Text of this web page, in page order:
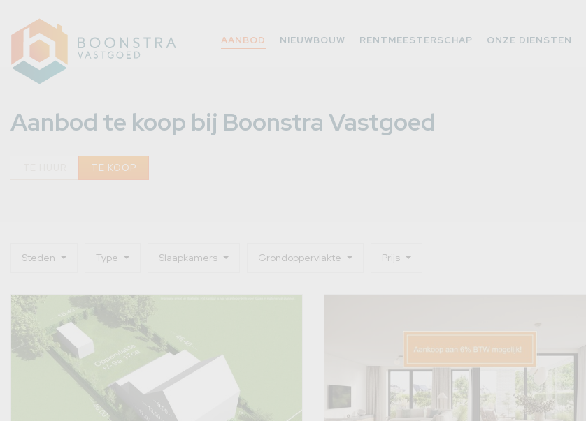
AANBOD NIEUWBOUW RENTMEESTERSCHAP ONZE DIENSTEN
Aanbod te koop bij Boonstra Vastgoed
TE KOOP
Steden Type Slaapkamers Grondoppervlakte Prijs